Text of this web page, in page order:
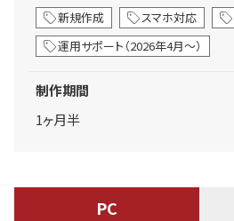
新規作成 スマホ対応
運用サポート（2026年4月～）
制作期間
1ヶ月半
PC